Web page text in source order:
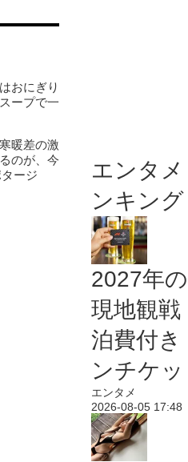
おにぎり
ープで一
暖差の激
のが、今
ージ
エンタ
ンキング
2027年
現地観戦
泊費付
ンチケ
エンタメ
2026-08-05 17:48